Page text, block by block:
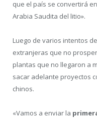
que el país se convertirá
Arabia Saudita del litio».
Luego de varios intentos
extranjeras que no
plantas que no llegaron a
sacar adelante proyectos
chinos.
«Vamos a enviar la